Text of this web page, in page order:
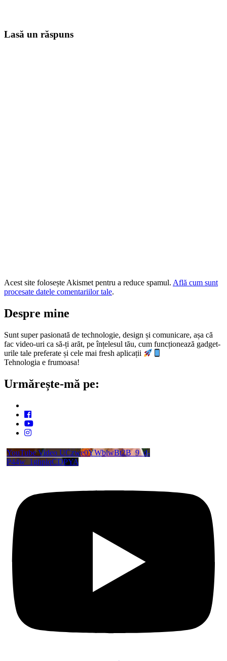
Lasă un răspuns
Acest site folosește Akismet pentru a reduce spamul. Află cum sunt
procesate datele comentariilor tale.
Despre mine
Sunt super pasionată de technologie, design și comunicare, așa că
fac video-uri ca să-ți arăt, pe înțelesul tău, cum funcționează gadget-
urile tale preferate și cele mai fresh aplicații
Tehnologia e frumoasa!
Urmărește-mă pe:
YouTube Video UCzwe0YWblwBt2B_9_d-
P44w_1ghplqCDPYA